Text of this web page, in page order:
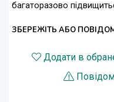
багаторазово
ЗБЕРЕЖІТЬ АБО
Додати в